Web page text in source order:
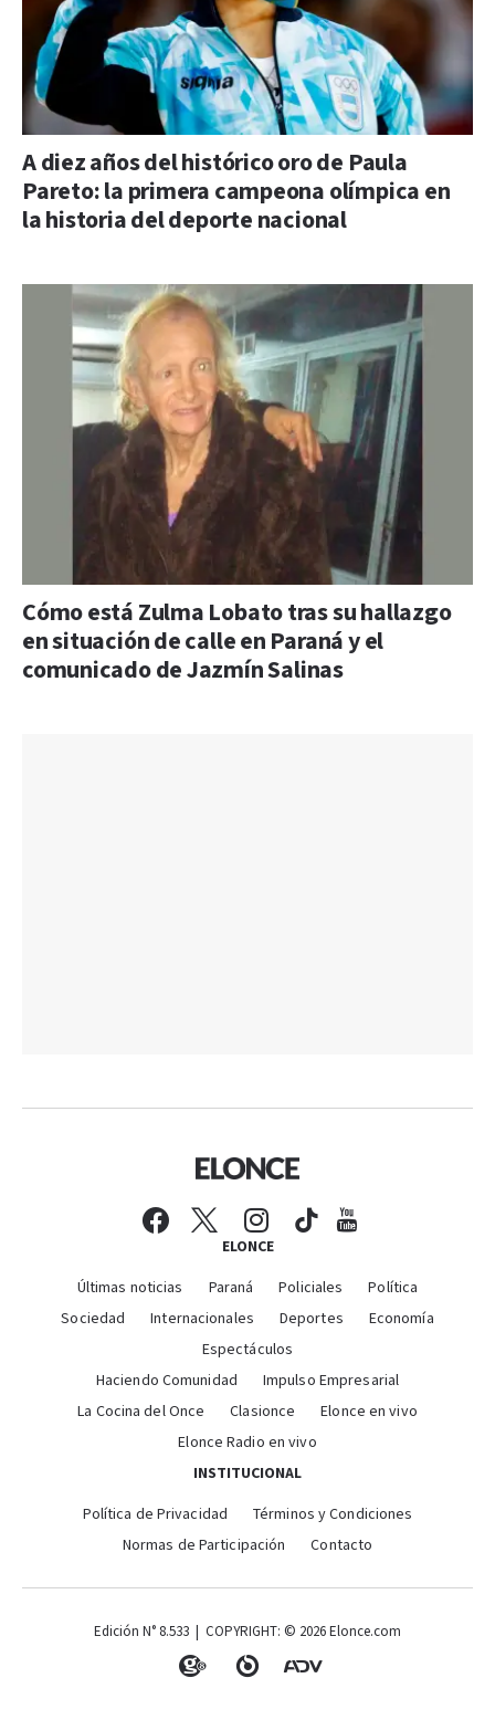
A diez años del histórico oro de Paula
Pareto: la primera campeona olímpica en
la historia del deporte nacional
Cómo está Zulma Lobato tras su hallazgo
en situación de calle en Paraná y el
comunicado de Jazmín Salinas
ELONCE
Últimas noticias Paraná Policiales
Política
Sociedad
Internacionales Deportes
Economía
Espectáculos
Haciendo Comunidad
Impulso Empresarial
La Cocina del Once
Clasionce
Elonce en vivo
Elonce Radio en vivo
INSTITUCIONAL
Política de Privacidad
Términos y Condiciones
Normas de Participación
Contacto
Edición N° 8.533 | COPYRIGHT: © 2026 Elonce.com